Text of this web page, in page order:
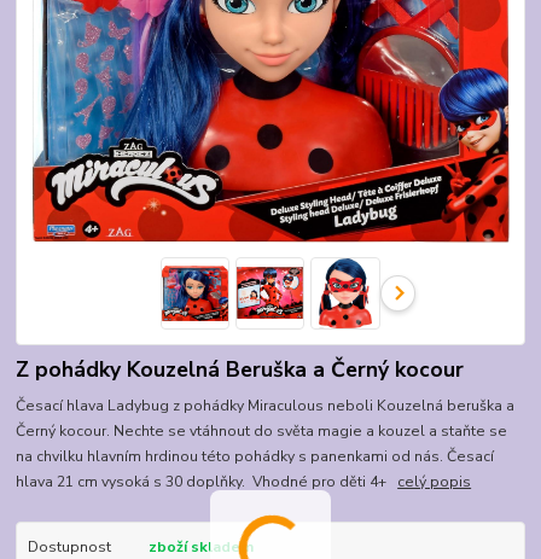
Z pohádky Kouzelná Beruška a Černý kocour
Česací hlava Ladybug z pohádky Miraculous neboli Kouzelná beruška a
Černý kocour. Nechte se vtáhnout do světa magie a kouzel a staňte se
na chvilku hlavním hrdinou této pohádky s panenkami od nás. Česací
hlava 21 cm vysoká s 30 doplňky. Vhodné pro děti 4+ celý popis
Dostupnost zboží skladem